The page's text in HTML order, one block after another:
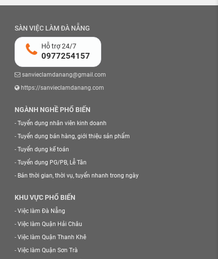
SÀN VIỆC LÀM ĐÀ NẴNG
Hỗ trợ 24/7
0977254157
sanvieclamdanang@gmail.com
https://sanvieclamdanang.com
NGÀNH NGHỀ PHỔ BIẾN
- Tuyển dụng nhân viên kinh doanh
- Tuyển dụng bán hàng, giới thiệu sản phẩm
- Tuyển dụng kế toán
- Tuyển dụng PG/PB, Lễ Tân
- Bán thời gian, thời vụ, tuyển nhanh trong ngày
KHU VỰC PHỔ BIẾN
- Việc làm Đà Nẵng
- Việc làm Quận Hải Châu
- Việc làm Quận Thanh Khê
- Việc làm Quận Sơn Trà